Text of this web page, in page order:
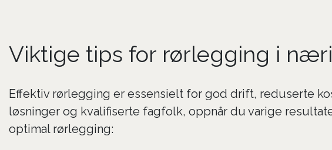
Viktige tips for rørlegging i
Effektiv rørlegging er essensielt for god drift, reduserte
løsninger og kvalifiserte fagfolk, oppnår du varige
optimal rørlegging: